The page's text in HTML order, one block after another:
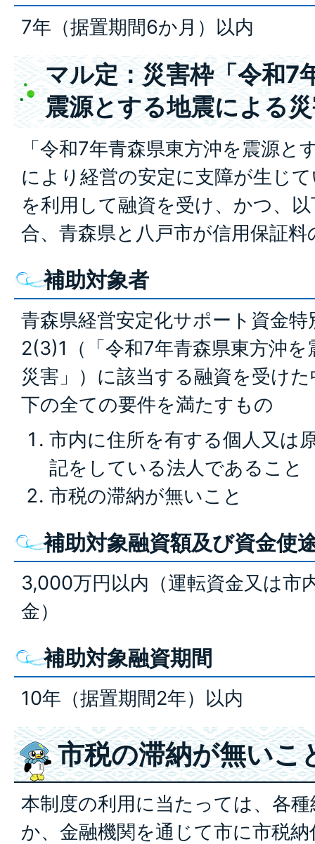
7年（据置期間6か月）以内
マル定：災害枠「令和7
震源とする地震による
「令和7年青森県東方沖を震源と
により経営の安定に支障が生じ
を利用して融資を受け、かつ、
合、青森県と八戸市が信用保証
補助対象者
青森県経営安定化サポート資金
2(3)1（「令和7年青森県東方沖
災害」）に該当する融資を受け
下の全ての要件を満たすもの
市内に住所を有する個人又は
記をしている法人であること
市税の滞納が無いこと
補助対象融資額及び資金使
3,000万円以内（運転資金又は市
金）
補助対象融資期間
10年（据置期間2年）以内
市税の滞納が無いこ
本制度の利用に当たっては、各
か、金融機関を通じて市に市税